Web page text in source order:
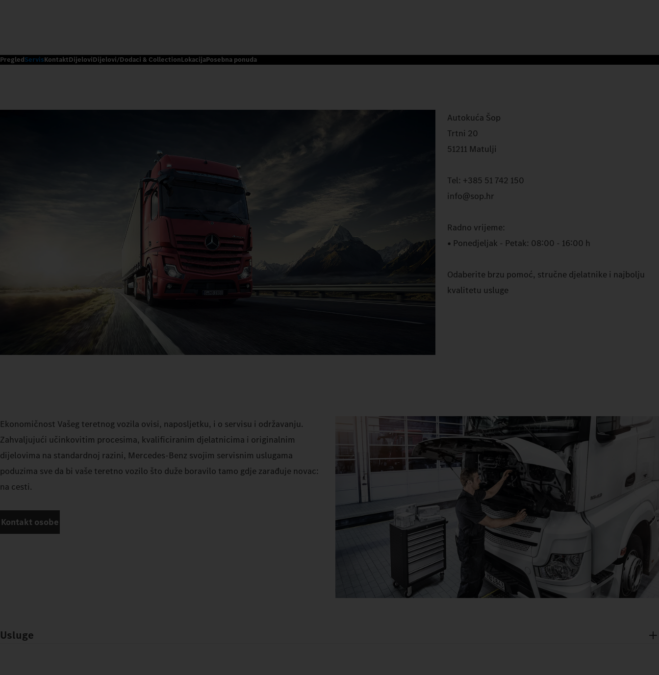
PregledServisKontaktDijeloviDijelovi/Dodaci & CollectionLokacijaPosebna ponuda
Autokuća Šop
Trtni 20
51211 Matulji
Tel: +385 51 742 150
info@sop.hr
Radno vrijeme:
• Ponedjeljak - Petak: 08:00 - 16:00 h
Odaberite brzu pomoć, stručne djelatnike i najbolju
kvalitetu usluge
Ekonomičnost Vašeg teretnog vozila ovisi, naposljetku, i o servisu i održavanju.
Zahvaljujući učinkovitim procesima, kvalificiranim djelatnicima i originalnim
dijelovima na standardnoj razini, Mercedes-Benz svojim servisnim uslugama
poduzima sve da bi vaše teretno vozilo što duže boravilo tamo gdje zarađuje novac:
na cesti.
Kontakt osobe
Usluge